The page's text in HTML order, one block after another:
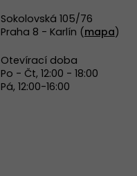
Sokolovská 105/76
Praha 8 - Karlín (mapa)
Otevírací doba
Po - Čt, 12:00 - 18:00
Pá, 12:00-16:00